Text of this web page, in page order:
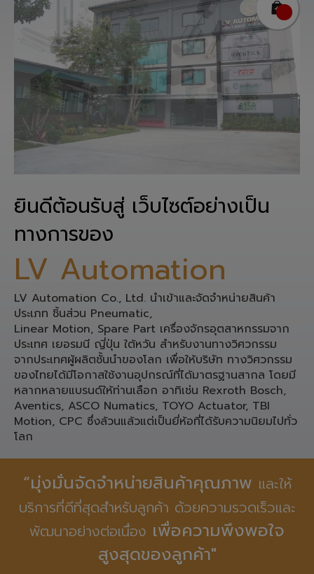
ยินดีต้อนรับสู่ เว็บไซต์อย่างเป็น
ทางการของ
LV Automation
LV Automation Co., Ltd. นำเข้าและจัดจำหน่ายสินค้า
ประเภท ชิ้นส่วน Pneumatic,
Linear Motion, Spare Part เครื่องจักรอุตสาหกรรมจาก
ประเทศ เยอรมนี ญี่ปุ่น ใต้หวัน สำหรับงานทางวิศวกรรม
จากประเทศผู้ผลิตชั้นนำของโลก เพื่อให้บริษัท ทางวิศวกรรม
ของไทยได้มีโอกาสใช้งานอุปกรณ์ที่ได้มาตรฐานสากล โดยมี
หลากหลายแบรนด์ให้ท่านเลือก อาทิเช่น Rexroth Bosch,
Aventics, ASCO Numatics, TOYO Actuator, TBI
Motion, CPC ซึ่งล้วนแล้วแต่เป็นยี่ห้อที่ได้รับความนิยมไปทั่ว
โลก
“มุ่งมั่นจัดจำหน่ายสินค้าคุณภาพ และให้
บริการที่ดีที่สุดสำหรับลูกค้า ด้วยความรวดเร็วและ
พัฒนาอย่างต่อเนื่อง เพื่อความพึงพอใจ
สูงสุดของลูกค้า"